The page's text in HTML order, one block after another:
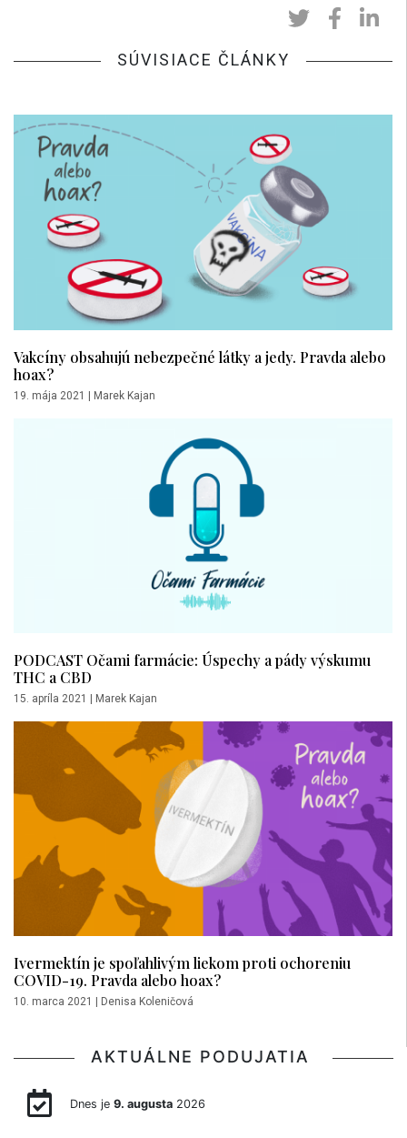
SÚVISIACE ČLÁNKY
Vakcíny obsahujú nebezpečné látky a jedy. Pravda alebo
hoax?
19. mája 2021 | Marek Kajan
PODCAST Očami farmácie: Úspechy a pády výskumu
THC a CBD
15. apríla 2021 Marek Kajan
Ivermektín je spoľahlivým liekom proti ochoreniu
COVID-19. Pravda alebo hoax?
10. marca 2021 Denisa Koleničová
AKTUÁLNE PODUJATIA
Dnes je 9. augusta2026